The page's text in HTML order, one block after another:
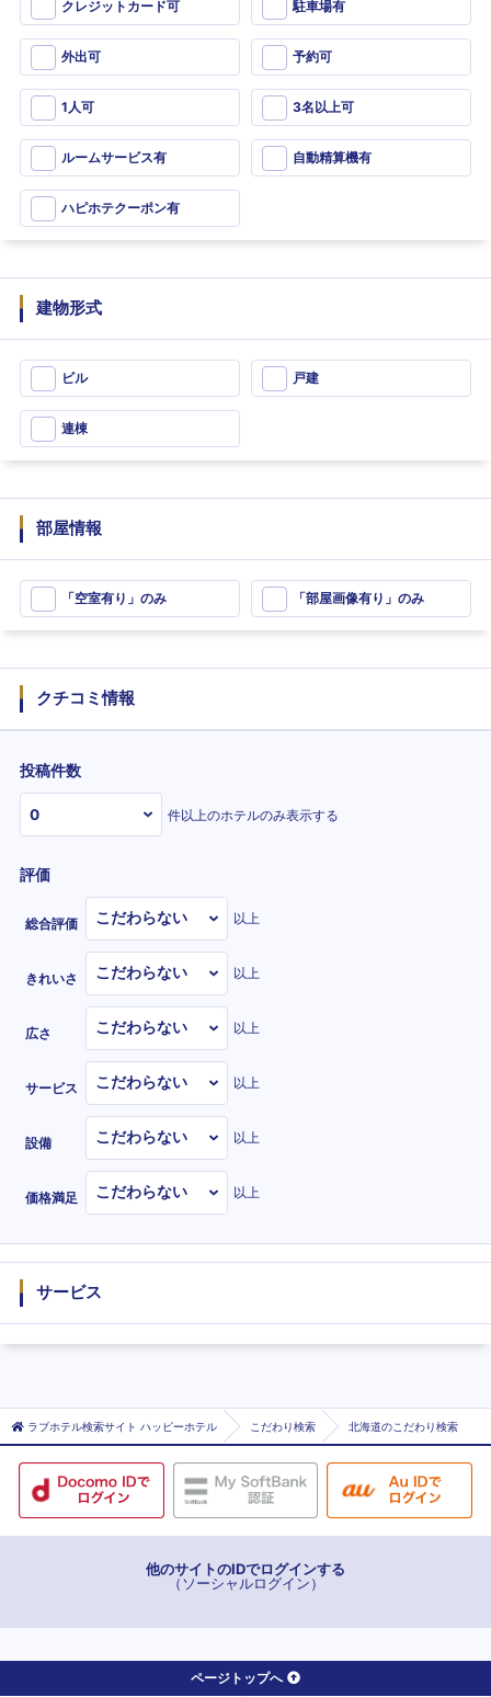
クレジットカード可 駐車場有
外出可 予約可
1人可 3名以上可
ルームサービス有 自動精算機有
ハピホテクーポン有
建物形式
ビル 戸建
連棟
部屋情報
「空室有り」のみ 「部屋画像有り」のみ
クチコミ情報
投稿件数
件以上のホテルのみ表示する
評価
総合評価 以上
きれいさ 以上
広さ 以上
サービス 以上
設備 以上
価格満足 以上
サービス
ラブホテル検索サイト ハッピーホテル こだわり検索 北海道のこだわり検索
他のサイトのIDでログインする
（ソーシャルログイン）
ページトップへ